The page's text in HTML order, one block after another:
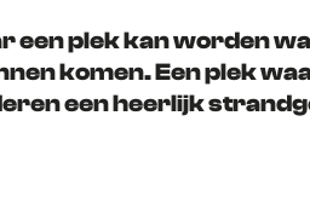
een plek kan worden
komen. Een plek
een heerlijk